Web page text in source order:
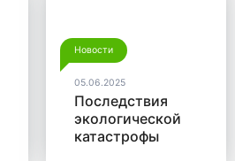
Новости
05.06.2025
Последствия
экологической
катастрофы